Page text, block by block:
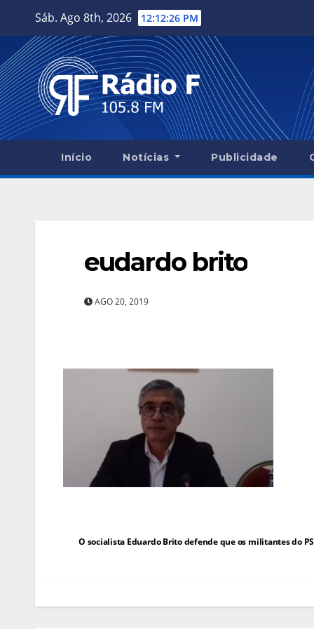
content
Sáb. Ago 8th, 2026 12:12:27 PM
Início Notícias Publicidade
eudardo brito
AGO 20, 2019
Navegação
O socialista Eduardo Brito defende que os militantes do